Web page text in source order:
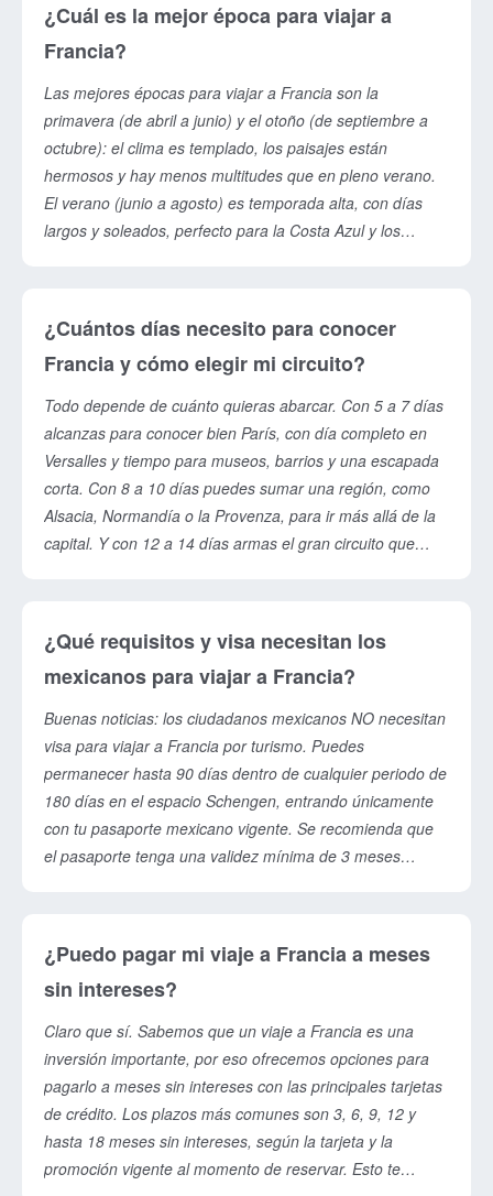
Estados Unidos o Europa (por ejemplo Madrid o
Ámsterdam). En nuestros circuitos organizamos la salida
desde tu ciudad y coordinamos vuelos, traslados y
hospedaje para que solo te preocupes por disfrutar. Si
viajas en grupo o en fechas específicas, conviene
reservar con anticipación para asegurar los mejores
horarios y tarifas desde tu aeropuerto de origen.
¿Cuál es la mejor época para viajar a
Francia?
Las mejores épocas para viajar a Francia son la
primavera (de abril a junio) y el otoño (de septiembre a
octubre): el clima es templado, los paisajes están
hermosos y hay menos multitudes que en pleno verano.
El verano (junio a agosto) es temporada alta, con días
largos y soleados, perfecto para la Costa Azul y los
más relajado, ideal para Burdeos y el Valle del Loira. El
invierno (diciembre a febrero) tiene su magia con los
mercados navideños de Alsacia, las luces de París y el
esquí en los Alpes franceses. Para una primera vez, la
primavera y el otoño ofrecen el mejor equilibrio entre
buen clima, disponibilidad y precio. Reserva con
anticipación si viajas en verano o Navidad.
¿Cuántos días necesito para conocer
Francia y cómo elegir mi circuito?
Todo depende de cuánto quieras abarcar. Con 5 a 7 días
alcanzas para conocer bien París, con día completo en
Versalles y tiempo para museos, barrios y una escapada
corta. Con 8 a 10 días puedes sumar una región, como
Alsacia, Normandía o la Provenza, para ir más allá de la
capital. Y con 12 a 14 días armas el gran circuito que
tus intereses: arte e historia (París y el Louvre), pueblos
con encanto (Alsacia), playa y glamour (Riviera),
gastronomía y vino (Burdeos y Provenza). Un asesor de
viajes te ayuda a equilibrar días, ritmo y presupuesto para
que no termines corriendo. Si es tu primera vez, no
intentes ver todo: mejor disfruta bien unas cuantas
regiones.
¿Qué requisitos y visa necesitan los
mexicanos para viajar a Francia?
Buenas noticias: los ciudadanos mexicanos NO necesitan
visa para viajar a Francia por turismo. Puedes
permanecer hasta 90 días dentro de cualquier periodo de
180 días en el espacio Schengen, entrando únicamente
con tu pasaporte mexicano vigente. Se recomienda que
el pasaporte tenga una validez mínima de 3 meses
comprobar el motivo de tu viaje, por lo que conviene
llevar impresos tu itinerario, reservas de hotel, vuelo de
regreso y comprobante de fondos suficientes. También es
muy recomendable contar con un seguro de viaje con
cobertura médica internacional, que suele exigirse para
ingresar y que te protege ante cualquier imprevisto. En
nuestros circuitos te orientamos con toda la
documentación para que llegues a Francia sin sorpresas.
¿Puedo pagar mi viaje a Francia a meses
sin intereses?
Claro que sí. Sabemos que un viaje a Francia es una
inversión importante, por eso ofrecemos opciones para
pagarlo a meses sin intereses con las principales tarjetas
de crédito. Los plazos más comunes son 3, 6, 9, 12 y
hasta 18 meses sin intereses, según la tarjeta y la
promoción vigente al momento de reservar. Esto te